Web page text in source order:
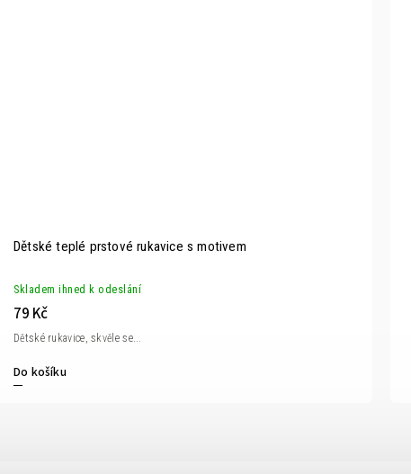
Dětské teplé prstové rukavice s motivem
Skladem ihned k odeslání
79 Kč
Do košíku
Dětské rukavice, skvěle se...